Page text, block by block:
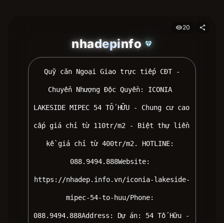
visibility20 share
nhadepinfo diamond
Chuyển Nhượng Độc Quyền: ICONIA
LAKESIDE MIPEC 54 TỐ HỮU - Chung cư cao
cấp giá chỉ từ 110tr/m2 - Biệt thự liền
kề giá chỉ từ 400tr/m2. HOTLINE:
088.9494.888Website:
https://nhadep.info.vn/iconia-lakeside-
mipec-54-to-huu/Phone:
088.9494.888Address: Dự án: 54 Tố Hữu -